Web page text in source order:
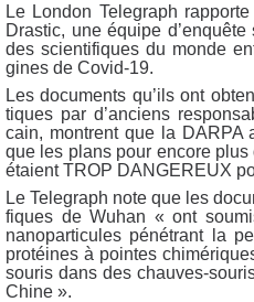
Le Lon­don Tele­graph
Dras­tic, une équipe
des scien­ti­fiques du monde
gines de Covid-19.
Les docu­ments qu’ils ont
tiques par d’an­ciens
cain, montrent que la DARPA
que les plans pour encore
étaient TROP DANGEREUX
Le Tele­graph note que les
fiques de Wuhan « ont
nano­par­ti­cules péné­trant la
pro­téines à pointes
sou­ris dans des chauves-
Chine ».